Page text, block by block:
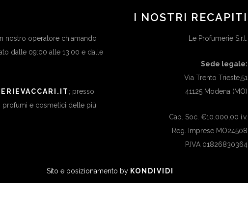
nostro operatore chiamando
dalle 09:00 alle 13:00 e dalle
; presso i
profumi e cosmetici delle più
I NOSTRI RECAPITI
Le Profumerie S.r.l.
Sede legale:
Via Trento Trieste,51
41125 Modena (MO)
Cap. Soc. €10.000,00 i.v.
Reg. Imprese MO24508
P.IVA 01826830364
Sito e posizionamento by KONDIVIDI